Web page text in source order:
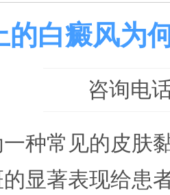
的白癜风为
咨询电
种常见的皮肤
显著表现给患